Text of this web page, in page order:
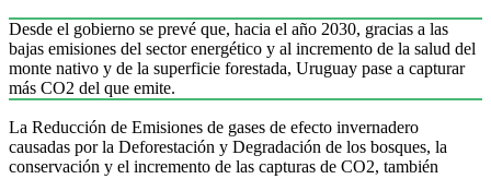
Desde el gobierno se prevé que, hacia el año 2030, gracias a las
bajas emisiones del sector energético y al incremento de la salud del
monte nativo y de la superficie forestada, Uruguay pase a capturar
más CO2 del que emite.
La Reducción de Emisiones de gases de efecto invernadero
causadas por la Deforestación y Degradación de los bosques, la
conservación y el incremento de las capturas de CO2, también